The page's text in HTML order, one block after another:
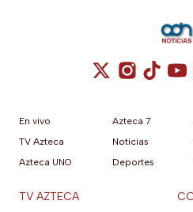
Cuenta de X
Cuenta
En vivo
TV Azteca
Azteca UNO
Azteca 7
Noticias
Deportes
TV AZTECA